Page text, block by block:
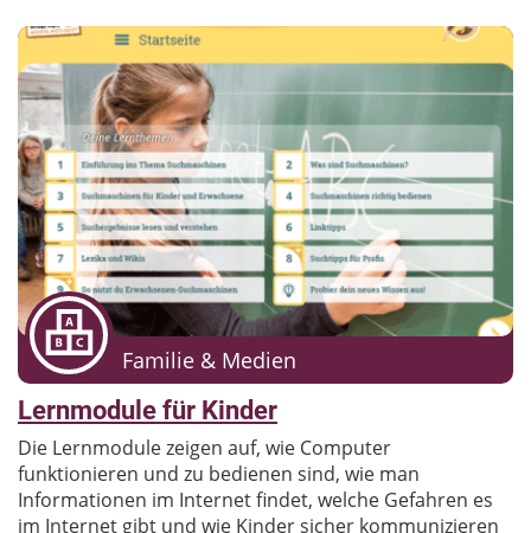
Familie & Medien
Lernmodule für Kinder
Die Lernmodule zeigen auf, wie Computer
funktionieren und zu bedienen sind, wie man
Informationen im Internet findet, welche Gefahren es
im Internet gibt und wie Kinder sicher kommunizieren